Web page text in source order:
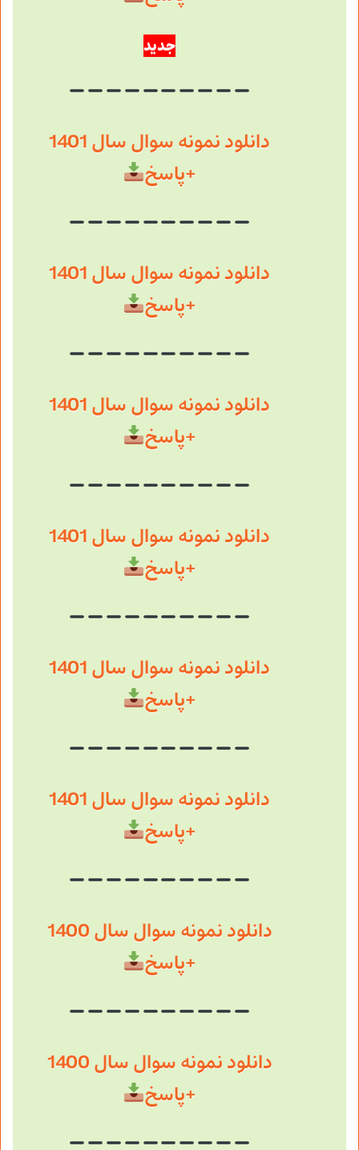
جدید
دانلود نمونه سوال سال 1401
+پاسخ
دانلود نمونه سوال سال 1401
+پاسخ
دانلود نمونه سوال سال 1401
+پاسخ
دانلود نمونه سوال سال 1401
+پاسخ
دانلود نمونه سوال سال 1401
+پاسخ
دانلود نمونه سوال سال 1401
+پاسخ
دانلود نمونه سوال سال 1400
+پاسخ
دانلود نمونه سوال سال 1400
+پاسخ